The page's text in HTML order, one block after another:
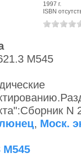
1997 г.
ISBN
М545
N
, Моск.
М545